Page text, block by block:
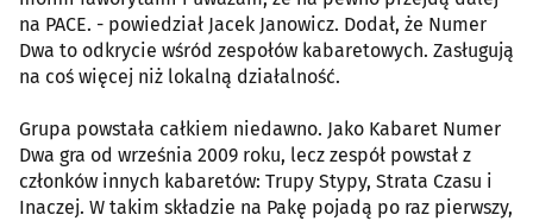
na PACE. - powiedział Jacek Janowicz. Dodał, że Numer
Dwa to odkrycie wśród zespołów kabaretowych. Zasługują
na coś więcej niż lokalną działalność.
Grupa powstała całkiem niedawno. Jako Kabaret Numer
Dwa gra od września 2009 roku, lecz zespół powstał z
członków innych kabaretów: Trupy Stypy, Strata Czasu i
Inaczej. W takim składzie na Pakę pojadą po raz pierwszy,